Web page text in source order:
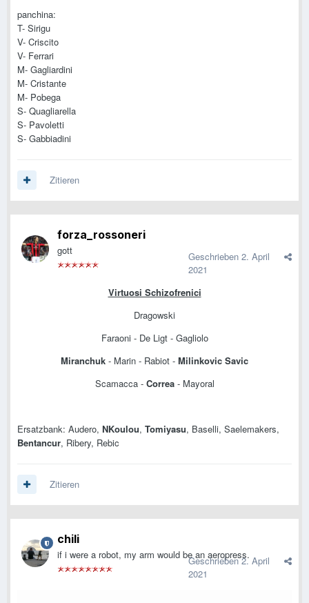
panchina:
T- Sirigu
V- Criscito
V- Ferrari
M- Gagliardini
M- Cristante
M- Pobega
S- Quagliarella
S- Pavoletti
S- Gabbiadini
Zitieren
forza_rossoneri
gott Geschrieben 2. April
2021
Virtuosi Schizofrenici
Dragowski
Faraoni - De Ligt - Gagliolo
Miranchuk - Marin - Rabiot - Milinkovic Savic
Scamacca - Correa- Mayoral
Ersatzbank: Audero, NKoulou, Tomiyasu, Baselli, Saelemakers,
Bentancur, Ribery, Rebic
Zitieren
chili
if i were a robot, my arm would be an aeropress.
Geschrieben2. April
2021